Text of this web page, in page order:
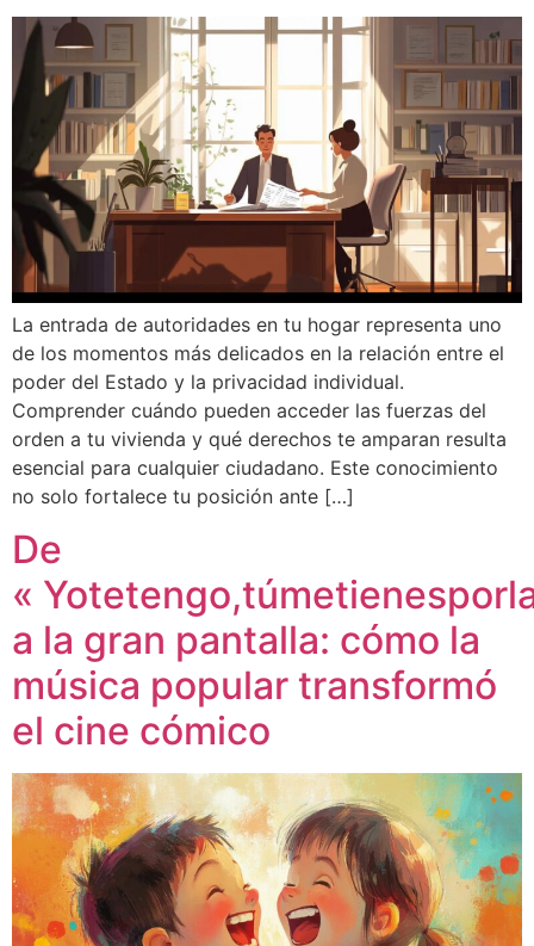
La entrada de autoridades en tu hogar representa uno
de los momentos más delicados en la relación entre el
poder del Estado y la privacidad individual.
Comprender cuándo pueden acceder las fuerzas del
orden a tu vivienda y qué derechos te amparan resulta
esencial para cualquier ciudadano. Este conocimiento
no solo fortalece tu posición ante […]
De
«
a la gran pantalla: cómo la
música popular transformó
el cine cómico